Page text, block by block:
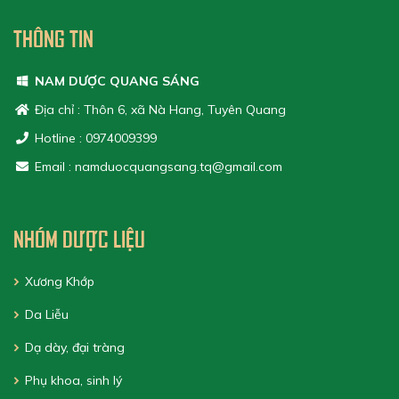
THÔNG TIN
NAM DƯỢC QUANG SÁNG
Địa chỉ : Thôn 6, xã Nà Hang, Tuyên Quang
Hotline : 0974009399
Email : namduocquangsang.tq@gmail.com
NHÓM DƯỢC LIỆU
Xương Khớp
Da Liễu
Dạ dày, đại tràng
Phụ khoa, sinh lý